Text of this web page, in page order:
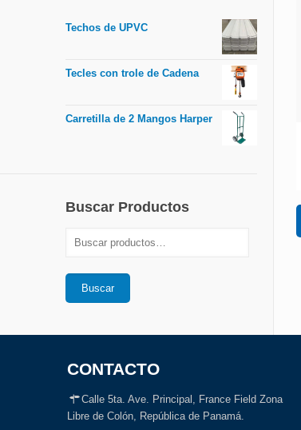
Techos de UPVC
Tecles con trole de Cadena
Carretilla de 2 Mangos Harper
Buscar Productos
Buscar
CONTACTO
Calle 5ta. Ave. Principal, France Field Zona
Libre de Colón, República de Panamá.